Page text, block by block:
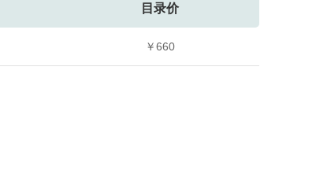
目录价
￥660